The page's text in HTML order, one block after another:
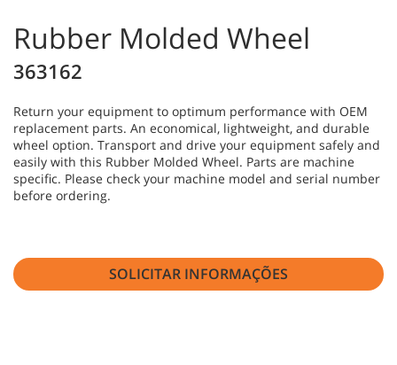
Rubber Molded Wheel
363162
Return your equipment to optimum performance with OEM
replacement parts. An economical, lightweight, and durable
wheel option. Transport and drive your equipment safely and
easily with this Rubber Molded Wheel. Parts are machine
specific. Please check your machine model and serial number
before ordering.
SOLICITAR INFORMAÇÕES